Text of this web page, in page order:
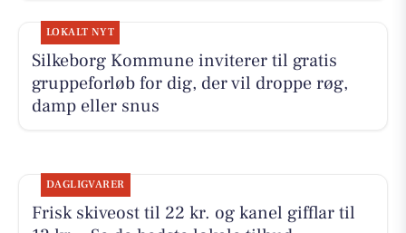
LOKALT NYT
Silkeborg Kommune inviterer til gratis
gruppeforløb for dig, der vil droppe røg,
damp eller snus
DAGLIGVARER
Frisk skiveost til 22 kr. og kanel gifflar til